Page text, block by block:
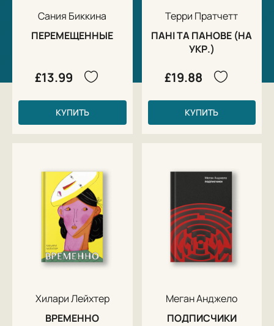
Сания Биккина
ПЕРЕМЕЩЕННЫЕ
£13.99
КУПИТЬ
Терри Пратчетт
ПАНІ ТА ПАНОВЕ (НА
УКР.)
£19.88
КУПИТЬ
Хилари Лейхтер
ВРЕМЕННО
Меган Анджело
ПОДПИСЧИКИ